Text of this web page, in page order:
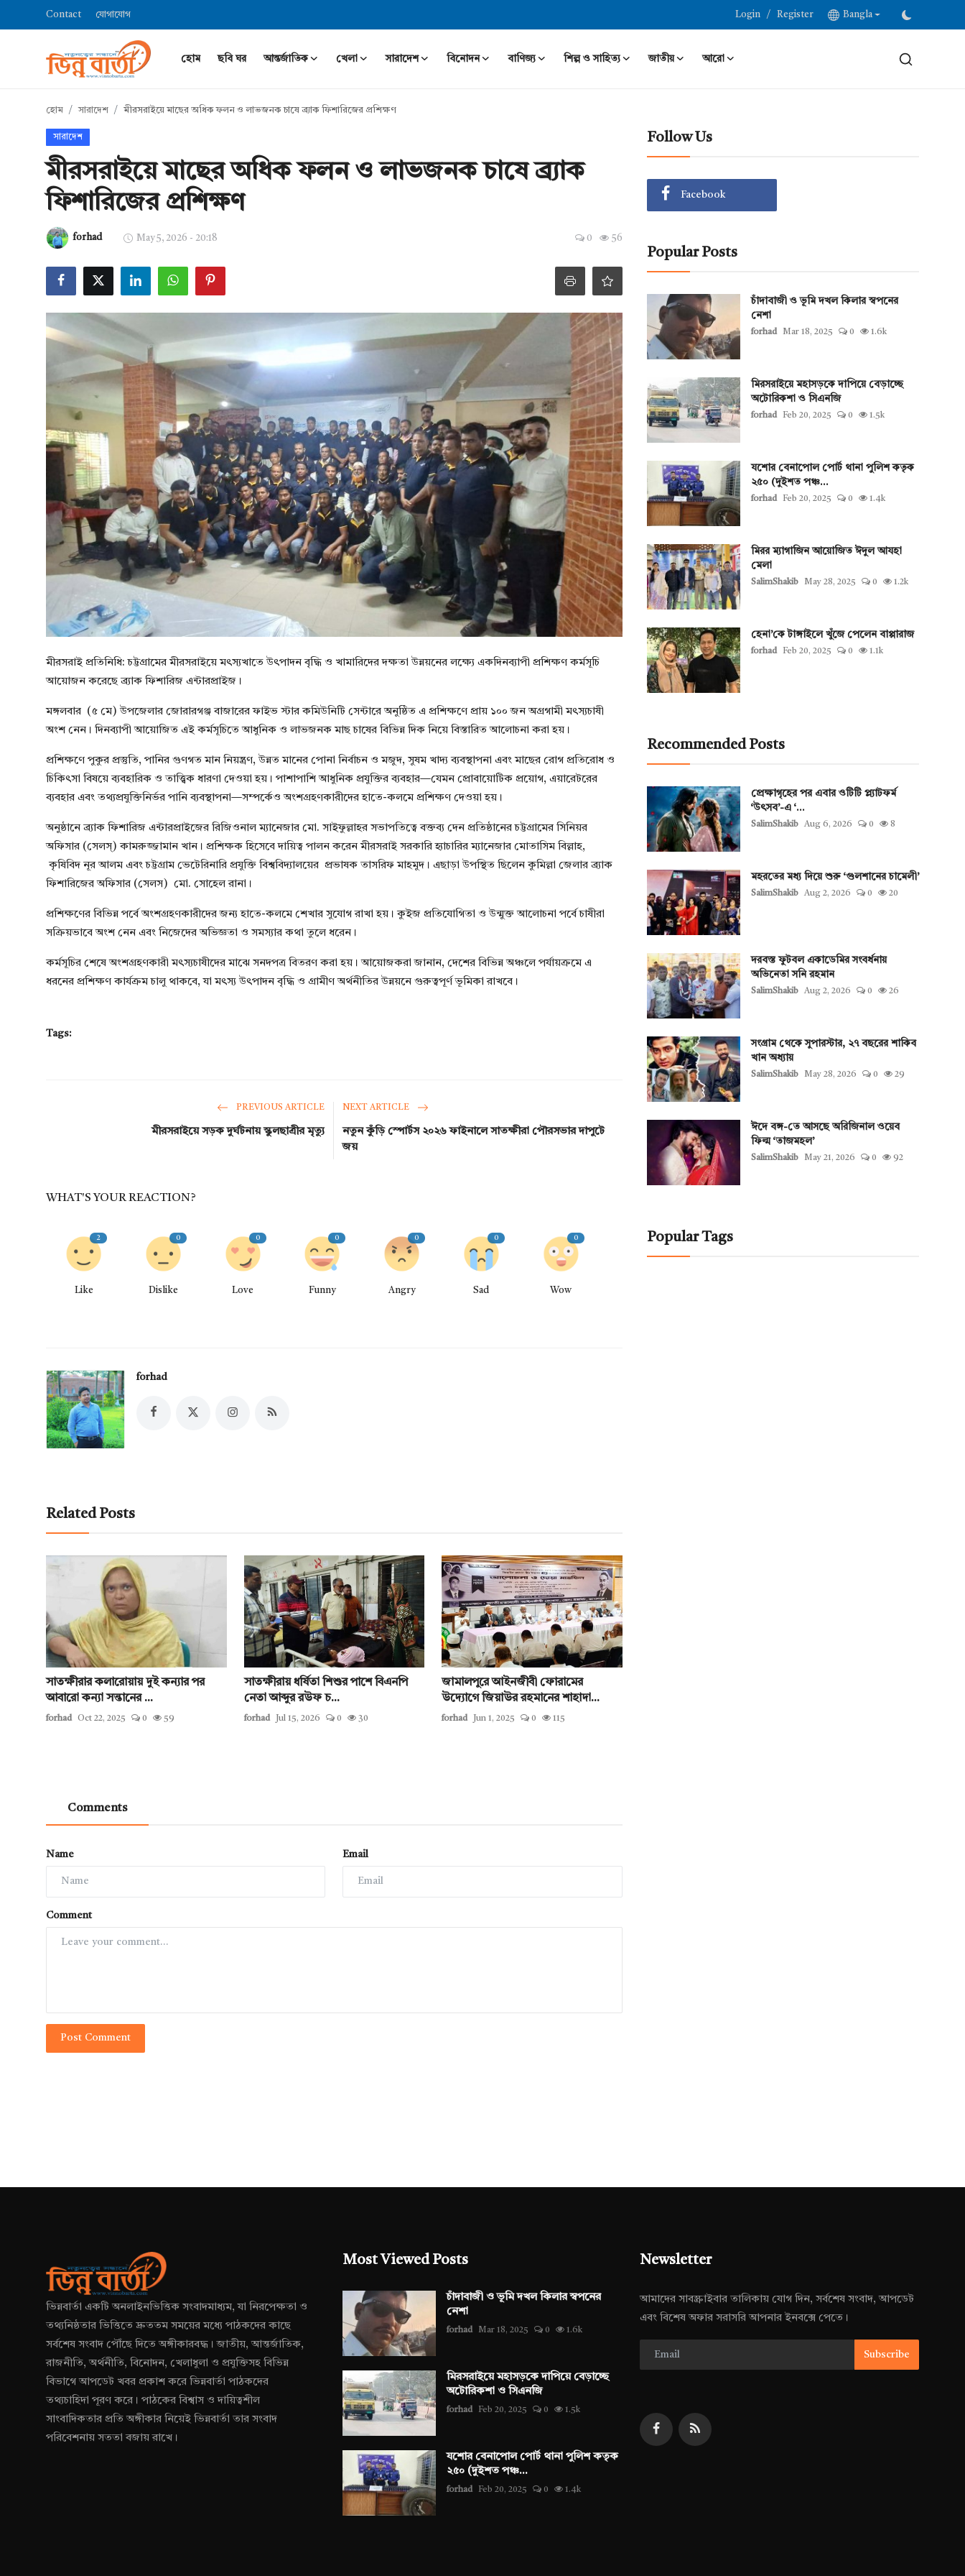
Contact যোগাযোগ Login / Register Bangla
হোম ছবি ঘর আন্তর্জাতিক খেলা সারাদেশ বিনোদন বাণিজ্য শিল্প ও সাহিত্য জাতীয়
আরো
Login
Contact
যোগাযোগ
আন্তর্জাতিক
সারাদেশ
শিল্প ও সাহিত্য
Bangla
হোম সারাদেশ মীরসরাইয়ে মাছের অধিক ফলন ও লাভজনক চাষে ব্র্যাক ফিশারিজের প্রশিক্ষণ
সারাদেশ
মীরসরাইয়ে মাছের অধিক ফলন ও লাভজনক চাষে ব্র্যাক
ফিশারিজের প্রশিক্ষণ
forhad May 5, 2026 - 20:18 0 56
মীরসরাই প্রতিনিধি: চট্টগ্রামের মীরসরাইয়ে মৎস্যখাতে উৎপাদন বৃদ্ধি ও খামারিদের দক্ষতা উন্নয়নের লক্ষ্যে একদিনব্যাপী প্রশিক্ষণ কর্মসূচি
আয়োজন করেছে ব্র্যাক ফিশারিজ এন্টারপ্রাইজ।
মঙ্গলবার (৫ মে) উপজেলার জোরারগঞ্জ বাজারের ফাইভ স্টার কমিউনিটি সেন্টারে অনুষ্ঠিত এ প্রশিক্ষণে প্রায় ১০০ জন অগ্রগামী মৎস্যচাষী
অংশ নেন। দিনব্যাপী আয়োজিত এই কর্মসূচিতে আধুনিক ও লাভজনক মাছ চাষের বিভিন্ন দিক নিয়ে বিস্তারিত আলোচনা করা হয়।
প্রশিক্ষণে পুকুর প্রস্তুতি, পানির গুণগত মান নিয়ন্ত্রণ, উন্নত মানের পোনা নির্বাচন ও মজুদ, সুষম খাদ্য ব্যবস্থাপনা এবং মাছের রোগ প্রতিরোধ ও
চিকিৎসা বিষয়ে ব্যবহারিক ও তাত্ত্বিক ধারণা দেওয়া হয়। পাশাপাশি আধুনিক প্রযুক্তির ব্যবহার—যেমন প্রোবায়োটিক প্রয়োগ, এয়ারেটরের
ব্যবহার এবং তথ্যপ্রযুক্তিনির্ভর পানি ব্যবস্থাপনা—সম্পর্কেও অংশগ্রহণকারীদের হাতে-কলমে প্রশিক্ষণ দেওয়া হয়।
অনুষ্ঠানে ব্র্যাক ফিশারিজ এন্টারপ্রাইজের রিজিওনাল ম্যানেজার মো. সাইফুল্লাহর সভাপতিত্বে বক্তব্য দেন প্রতিষ্ঠানের চট্টগ্রামের সিনিয়র
অফিসার (সেলস্) কামরুজ্জামান খান। প্রশিক্ষক হিসেবে দায়িত্ব পালন করেন মীরসরাই সরকারি হ্যাচারির ম্যানেজার মোতাসিম বিল্লাহ,
কৃষিবিদ নূর আলম এবং চট্টগ্রাম ভেটেরিনারি প্রযুক্তি বিশ্ববিদ্যালয়ের প্রভাষক তাসরিফ মাহমুদ। এছাড়া উপস্থিত ছিলেন কুমিল্লা জেলার ব্র্যাক
ফিশারিজের অফিসার (সেলস) মো. সোহেল রানা।
প্রশিক্ষণের বিভিন্ন পর্বে অংশগ্রহণকারীদের জন্য হাতে-কলমে শেখার সুযোগ রাখা হয়। কুইজ প্রতিযোগিতা ও উন্মুক্ত আলোচনা পর্বে চাষীরা
সক্রিয়ভাবে অংশ নেন এবং নিজেদের অভিজ্ঞতা ও সমস্যার কথা তুলে ধরেন।
কর্মসূচির শেষে অংশগ্রহণকারী মৎস্যচাষীদের মাঝে সনদপত্র বিতরণ করা হয়। আয়োজকরা জানান, দেশের বিভিন্ন অঞ্চলে পর্যায়ক্রমে এ
ধরনের প্রশিক্ষণ কার্যক্রম চালু থাকবে, যা মৎস্য উৎপাদন বৃদ্ধি ও গ্রামীণ অর্থনীতির উন্নয়নে গুরুত্বপূর্ণ ভূমিকা রাখবে।
Tags:
PREVIOUS ARTICLE
মীরসরাইয়ে সড়ক দুর্ঘটনায় স্কুলছাত্রীর মৃত্যু
NEXT ARTICLE
নতুন কুঁড়ি স্পোর্টস ২০২৬ ফাইনালে সাতক্ষীরা পৌরসভার দাপুটে
জয়
WHAT'S YOUR REACTION?
2
Like
0
Dislike
0
Love
0
Funny
0
Angry
0
Sad
0
Wow
forhad
Related Posts
সাতক্ষীরার কলারোয়ায় দুই কন্যার পর
আবারো কন্যা সন্তানের ...
forhad Oct 22, 2025 0 59
সাতক্ষীরায় ধর্ষিতা শিশুর পাশে বিএনপি
নেতা আব্দুর রউফ চ...
forhad Jul 15, 2026 0 30
জামালপুরে আইনজীবী ফোরামের
উদ্যোগে জিয়াউর রহমানের শাহাদা...
forhad Jun 1, 2025 0 115
Comments
Name Email
Comment
Post Comment
Follow Us
Facebook
Popular Posts
চাঁদাবাজী ও ভূমি দখল কিলার স্বপনের
নেশা
forhad Mar 18, 2025 0 1.6k
মিরসরাইয়ে মহাসড়কে দাপিয়ে বেড়াচ্ছে
অটোরিকশা ও সিএনজি
forhad Feb 20, 2025 0 1.5k
যশোর বেনাপোল পোর্ট থানা পুলিশ কতৃক
২৫০ (দুইশত পঞ্চ...
forhad Feb 20, 2025 0 1.4k
মিরর ম্যাগাজিন আয়োজিত ঈদুল আযহা
মেলা
SalimShakib May 28, 2025 0 1.2k
হেনা’কে টাঙ্গাইলে খুঁজে পেলেন বাপ্পারাজ
forhad Feb 20, 2025 0 1.1k
Recommended Posts
প্রেক্ষাগৃহের পর এবার ওটিটি প্ল্যাটফর্ম
‘উৎসব’-এ ‘...
SalimShakib Aug 6, 2026 0 8
মহরতের মধ্য দিয়ে শুরু ‘গুলশানের চামেলী’
SalimShakib Aug 2, 2026 0 20
দরবস্ত ফুটবল একাডেমির সংবর্ধনায়
অভিনেতা সনি রহমান
SalimShakib Aug 2, 2026 0 26
সংগ্রাম থেকে সুপারস্টার, ২৭ বছরের শাকিব
খান অধ্যায়
SalimShakib May 28, 2026 0 29
ঈদে বঙ্গ-তে আসছে অরিজিনাল ওয়েব
ফিল্ম ‘তাজমহল’
SalimShakib May 21, 2026 0 92
Popular Tags
ভিন্নবার্তা একটি অনলাইনভিত্তিক সংবাদমাধ্যম, যা নিরপেক্ষতা ও
তথ্যনিষ্ঠতার ভিত্তিতে দ্রুততম সময়ের মধ্যে পাঠকদের কাছে
সর্বশেষ সংবাদ পৌঁছে দিতে অঙ্গীকারবদ্ধ। জাতীয়, আন্তর্জাতিক,
রাজনীতি, অর্থনীতি, বিনোদন, খেলাধুলা ও প্রযুক্তিসহ বিভিন্ন
বিভাগে আপডেট খবর প্রকাশ করে ভিন্নবার্তা পাঠকদের
তথ্যচাহিদা পূরণ করে। পাঠকের বিশ্বাস ও দায়িত্বশীল
সাংবাদিকতার প্রতি অঙ্গীকার নিয়েই ভিন্নবার্তা তার সংবাদ
পরিবেশনায় সততা বজায় রাখে।
Most Viewed Posts
চাঁদাবাজী ও ভূমি দখল কিলার স্বপনের
নেশা
forhad Mar 18, 2025 0 1.6k
মিরসরাইয়ে মহাসড়কে দাপিয়ে বেড়াচ্ছে
অটোরিকশা ও সিএনজি
forhad Feb 20, 2025 0 1.5k
যশোর বেনাপোল পোর্ট থানা পুলিশ কতৃক
২৫০ (দুইশত পঞ্চ...
forhad Feb 20, 2025 0 1.4k
Newsletter
আমাদের সাবস্ক্রাইবার তালিকায় যোগ দিন, সর্বশেষ সংবাদ, আপডেট
এবং বিশেষ অফার সরাসরি আপনার ইনবক্সে পেতে।
Subscribe